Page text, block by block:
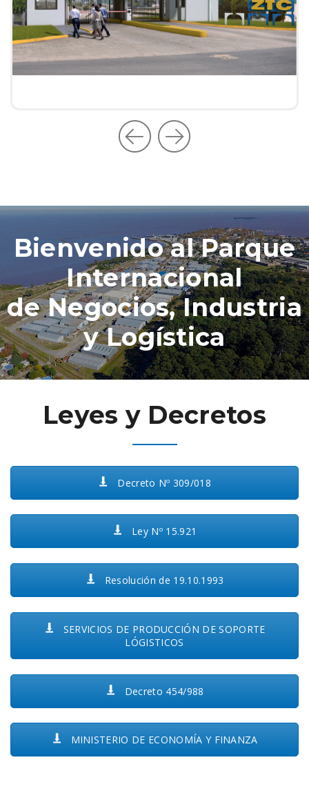
Bienvenido al Parque
Internacional
de Negocios, Industria
y Logística
Leyes y Decretos
Decreto Nº 309/018
Ley Nº 15.921
Resolución de 19.10.1993
SERVICIOS DE PRODUCCIÓN DE SOPORTE
LÓGISTICOS
Decreto 454/988
MINISTERIO DE ECONOMÍA Y FINANZA